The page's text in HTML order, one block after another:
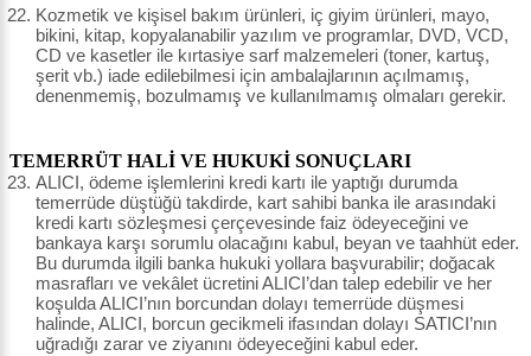
Kozmetik ve kişisel bakım ürünleri, iç giyim ürünleri, mayo,
bikini, kitap, kopyalanabilir yazılım ve programlar, DVD, VCD,
CD ve kasetler ile kırtasiye sarf malzemeleri (toner, kartuş,
şerit vb.) iade edilebilmesi için ambalajlarının açılmamış,
denenmemiş, bozulmamış ve kullanılmamış olmaları gerekir.
TEMERRÜT HALİ VE HUKUKİ SONUÇLARI
ALICI, ödeme işlemlerini kredi kartı ile yaptığı durumda
temerrüde düştüğü takdirde, kart sahibi banka ile arasındaki
kredi kartı sözleşmesi çerçevesinde faiz ödeyeceğini ve
bankaya karşı sorumlu olacağını kabul, beyan ve taahhüt eder.
Bu durumda ilgili banka hukuki yollara başvurabilir; doğacak
masrafları ve vekâlet ücretini ALICI’dan talep edebilir ve her
koşulda ALICI’nın borcundan dolayı temerrüde düşmesi
halinde, ALICI, borcun gecikmeli ifasından dolayı SATICI’nın
uğradığı zarar ve ziyanını ödeyeceğini kabul eder.